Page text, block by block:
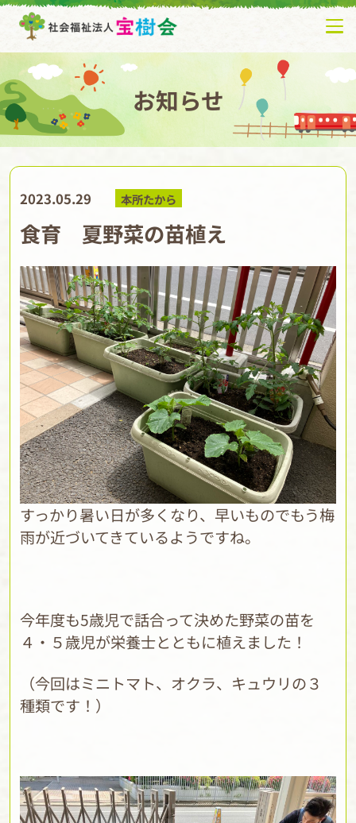
お知らせ
2023.05.29 本所たから
食育 夏野菜の苗植え
すっかり暑い日が多くなり、早いものでもう梅
雨が近づいてきているようですね。
今年度も5歳児で話合って決めた野菜の苗を
４・５歳児が栄養士とともに植えました！
（今回はミニトマト、オクラ、キュウリの３
種類です！）